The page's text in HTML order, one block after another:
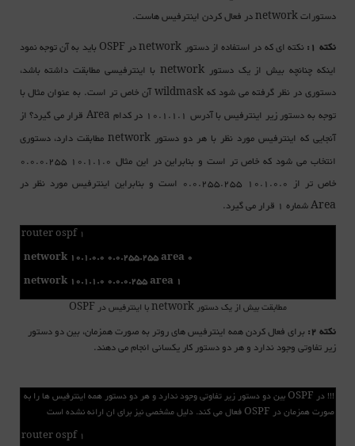
دستوراتnetwork
در فعال کردن اینترفیس هاست.
نکته 1:
نکته ای که در استفاده از دستورnetworkدرOSPF باید به آن توجه نمود
اینکه چنانچه بیش از یک دستور network با اینترفیسی مطابقت داشته باشد،
دستوری در نظر گرفته می شود کهwildmaskآن خاص تر است. به عنوان مثال با
توجه به دستور زیر اینترفیس با آدرس 10.1.1.1 در کدام
قرار می گیرد؟ از
آنجایی که اینترفیس مورد نظر با هر دو دستورnetwork
مطابقت دارد، دستوری
انتخاب می شود که خاص تر است و بنابراین در این مثال 10.1.1.0 0.0.0.255
خاص تر از 10.1.0.0 0.0.255.255 است و بنابراین اینترفیس مورد نظر در
Area شماره 1 قرار می گیرد.
router ospf 1
network 10.1.0.0 0.0.255.255 area 0
network 10.1.1.0 0.0.0.255 area 1
مطابقت بیش از یک دستور network با اینترفیس در OSPF
نکته 2:
برای فعال کردن همه اینترفیس های روتر به صورت همزمان، بین دو دستور
زیر تفاوتی وجود ندارد و هر دو دستور کار یکسانی انجام می دهند.
!!! در OSPF بین دو دستور زیر تفاوتی وجود ندارد و هر دو دستور همه اینترفیس ها را به
صورت همزمان در OSPF فعال می کند. دلیل مشخصی نیز برای ان ارائه نشده است
router ospf 1